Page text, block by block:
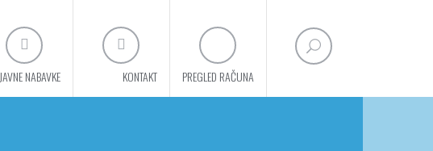
JAVNE NABAVKE KONTAKT PREGLED RAČUNA